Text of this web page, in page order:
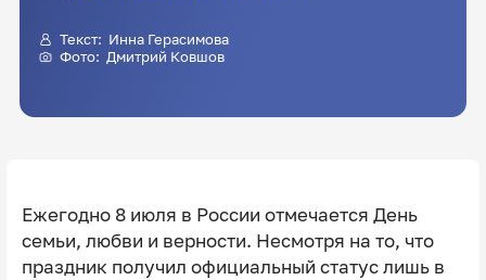
Текст: Инна Герасимова
Фото: Дмитрий Ковшов
Ежегодно 8 июля в России отмечается День
семьи, любви и верности. Несмотря на то, что
праздник получил официальный статус лишь в